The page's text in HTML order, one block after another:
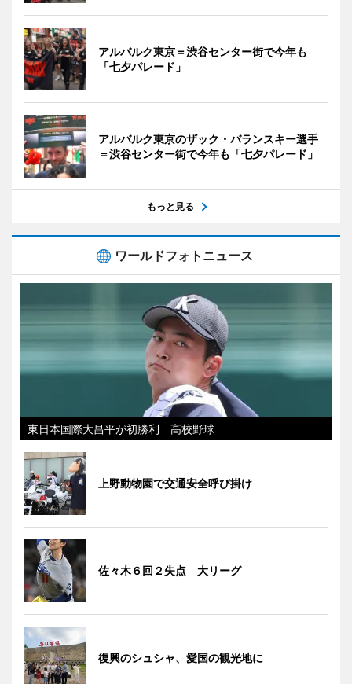
アルバルク東京＝渋谷センター街で今年も
「七夕パレード」
アルバルク東京のザック・バランスキー選手
＝渋谷センター街で今年も「七夕パレード」
もっと見る
ワールドフォトニュース
東日本国際大昌平が初勝利 高校野球
上野動物園で交通安全呼び掛け
佐々木６回２失点 大リーグ
復興のシュシャ、愛国の観光地に